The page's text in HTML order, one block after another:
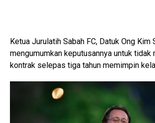
Ketua Jurulatih Sabah FC, Datuk Ong Kim
mengumumkan keputusannya untuk tidak
kontrak selepas tiga tahun memimpin